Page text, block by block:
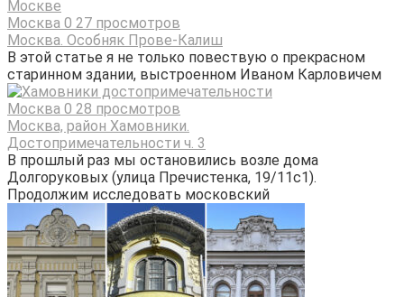
Москва 0 27 просмотров
Москва. Особняк Прове-Калиш
В этой статье я не только повествую о прекрасном
старинном здании, выстроенном Иваном Карловичем
Москва 0 28 просмотров
Москва, район Хамовники.
Достопримечательности ч. 3
В прошлый раз мы остановились возле дома
Долгоруковых (улица Пречистенка, 19/11с1).
Продолжим исследовать московский